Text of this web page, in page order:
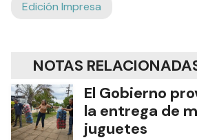
Edición Impresa
NOTAS
El Gobierno
la entrega de
juguetes